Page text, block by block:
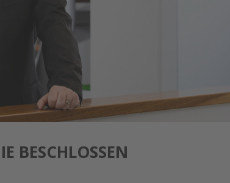
BESCHLOSSEN